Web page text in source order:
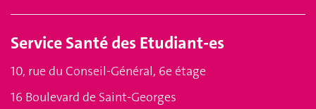
ServiceSanté des Etudiant-es
10, rue du Conseil-Général, 6e étage
16 Boulevard de Saint-Georges